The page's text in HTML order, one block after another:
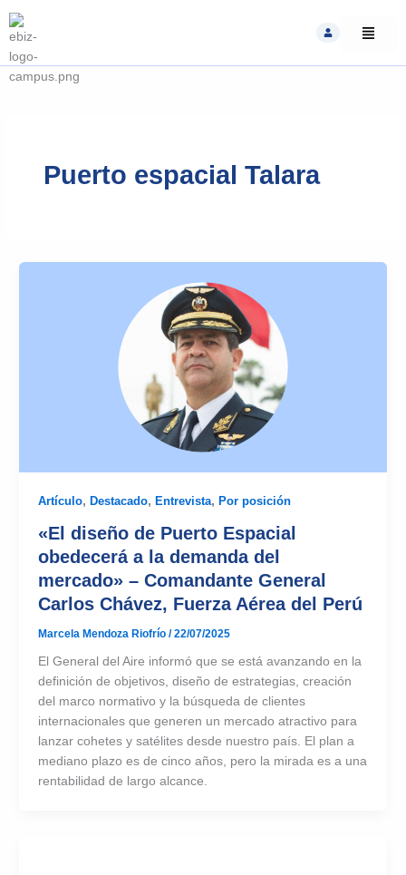
to
content
Puerto espacial Talara
Artículo, Destacado, Entrevista, Por posición
«El diseño de Puerto Espacial
obedecerá a la demanda del
mercado» – Comandante General
Carlos Chávez, Fuerza Aérea del Perú
Marcela Mendoza Riofrío /22/07/2025
El General del Aire informó que se está avanzando en la
definición de objetivos, diseño de estrategias, creación
del marco normativo y la búsqueda de clientes
internacionales que generen un mercado atractivo para
lanzar cohetes y satélites desde nuestro país. El plan a
mediano plazo es de cinco años, pero la mirada es a una
rentabilidad de largo alcance.